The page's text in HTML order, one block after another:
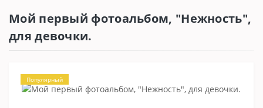
Мой первый фотоальбом, "Нежность",
для девочки.
Популярный